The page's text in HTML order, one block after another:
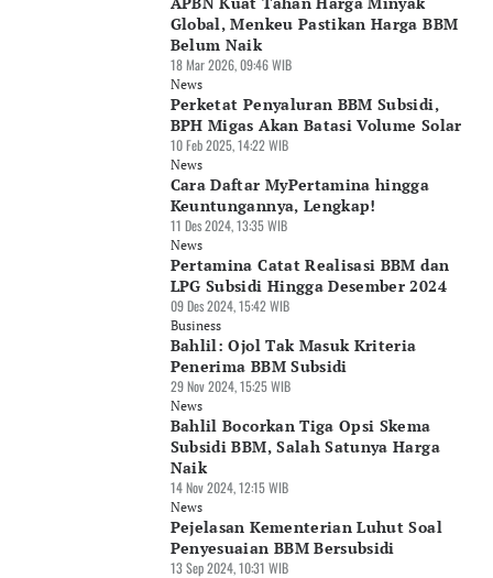
Global, Menkeu Pastikan Harga BBM
Belum Naik
18 Mar 2026, 09:46 WIB
News
Perketat Penyaluran BBM Subsidi,
BPH Migas Akan Batasi Volume Solar
10 Feb 2025, 14:22 WIB
News
Cara Daftar MyPertamina hingga
Keuntungannya, Lengkap!
11 Des 2024, 13:35 WIB
News
Pertamina Catat Realisasi BBM dan
LPG Subsidi Hingga Desember 2024
09 Des 2024, 15:42 WIB
Business
Bahlil: Ojol Tak Masuk Kriteria
Penerima BBM Subsidi
29 Nov 2024, 15:25 WIB
News
Bahlil Bocorkan Tiga Opsi Skema
Subsidi BBM, Salah Satunya Harga
Naik
14 Nov 2024, 12:15 WIB
News
Pejelasan Kementerian Luhut Soal
Penyesuaian BBM Bersubsidi
13 Sep 2024, 10:31 WIB